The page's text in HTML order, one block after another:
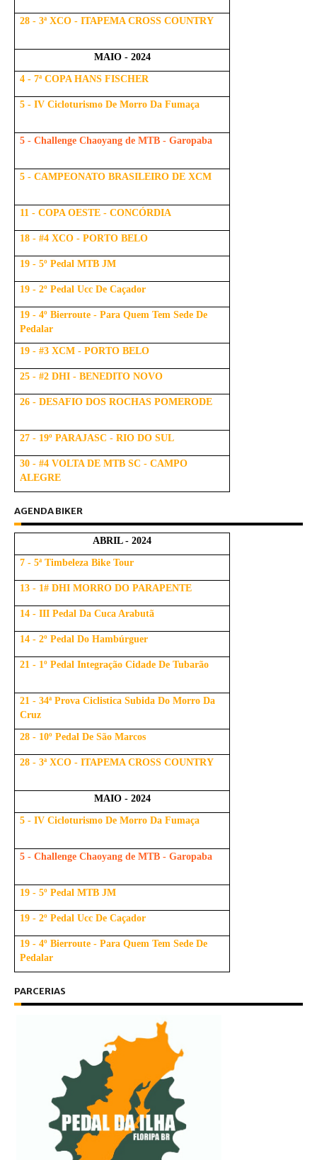
28 - 3ª XCO - ITAPEMA CROSS COUNTRY
MAIO - 2024
4 - 7ª COPA HANS FISCHER
5 - IV Cicloturismo De Morro Da Fumaça
5 - Challenge Chaoyang de MTB - Garopaba
5 - CAMPEONATO BRASILEIRO DE XCM
11 - COPA OESTE - CONCÓRDIA
18 - #4 XCO - PORTO BELO
19 - 5º Pedal MTB JM
19 - 2º Pedal Ucc De Caçador
19 - 4º Bierroute - Para Quem Tem Sede De
Pedalar
19 - #3 XCM - PORTO BELO
25 - #2 DHI - BENEDITO NOVO
26 - DESAFIO DOS ROCHAS POMERODE
27 - 19º PARAJASC - RIO DO SUL
30 - #4 VOLTA DE MTB SC - CAMPO
ALEGRE
AGENDA BIKER
ABRIL - 2024
7 - 5ª Timbeleza Bike Tour
13 - 1# DHI MORRO DO PARAPENTE
14 - III Pedal Da Cuca Arabutã
14 - 2º Pedal Do Hambúrguer
21 - 1º Pedal Integração Cidade De Tubarão
21 - 34ª Prova Ciclistica Subida Do Morro Da
Cruz
28 - 10º Pedal De São Marcos
28 - 3ª XCO - ITAPEMA CROSS COUNTRY
MAIO - 2024
5 - IV Cicloturismo De Morro Da Fumaça
5 - Challenge Chaoyang de MTB - Garopaba
19 - 5º Pedal MTB JM
19 - 2º Pedal Ucc De Caçador
19 - 4º Bierroute - Para Quem Tem Sede De
Pedalar
PARCERIAS